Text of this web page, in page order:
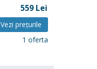
559 Lei
Vezi preţurile
1 oferta